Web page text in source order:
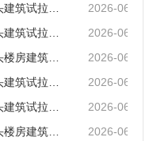
2026-06-11
2026-06-11
2026-06-11
2026-06-11
2026-06-11
2026-06-11